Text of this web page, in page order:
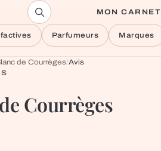
MON CARNET
Parfumeurs Marques
de Courrèges/Avis
Courrèges